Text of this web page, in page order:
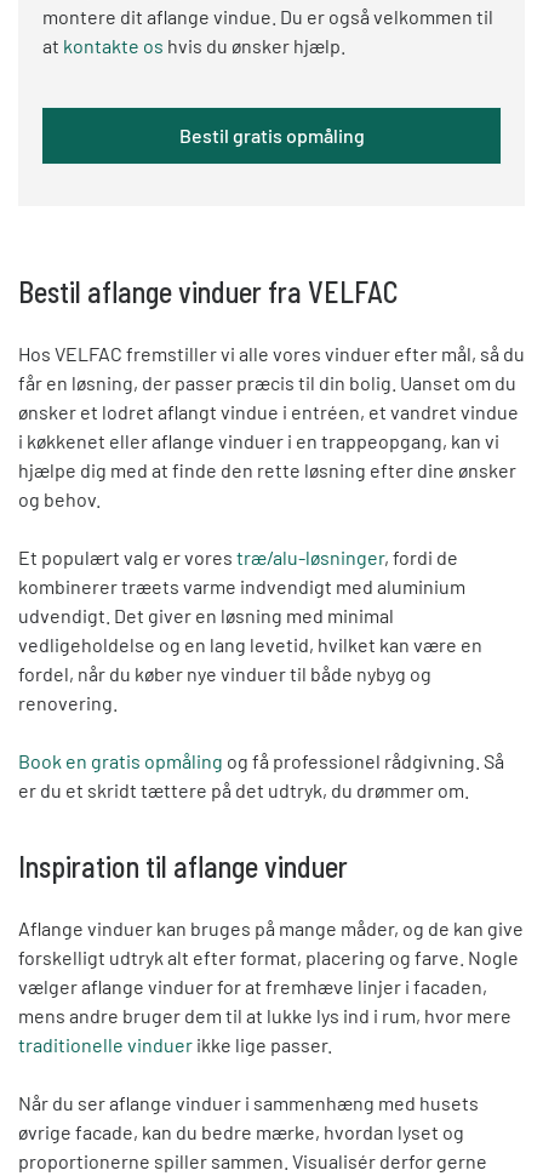
montere dit aflange vindue. Du er også velkommen til
at kontakte os hvis du ønsker hjælp.
Bestil gratis opmåling
Bestil aflange vinduer fra VELFAC
Hos VELFAC fremstiller vi alle vores vinduer efter mål, så du
får en løsning, der passer præcis til din bolig. Uanset om du
ønsker et lodret aflangt vindue i entréen, et vandret vindue
i køkkenet eller aflange vinduer i en trappeopgang, kan vi
hjælpe dig med at finde den rette løsning efter dine ønsker
og behov.
Et populært valg er vores træ/alu-løsninger, fordi de
kombinerer træets varme indvendigt med aluminium
udvendigt. Det giver en løsning med minimal
vedligeholdelse og en lang levetid, hvilket kan være en
fordel, når du køber nye vinduer til både nybyg og
renovering.
Book en gratis opmåling og få professionel rådgivning. Så
er du et skridt tættere på det udtryk, du drømmer om.
Inspiration til aflange vinduer
Aflange vinduer kan bruges på mange måder, og de kan give
forskelligt udtryk alt efter format, placering og farve. Nogle
vælger aflange vinduer for at fremhæve linjer i facaden,
mens andre bruger dem til at lukke lys ind i rum, hvor mere
traditionelle vinduer ikke lige passer.
Når du ser aflange vinduer i sammenhæng med husets
øvrige facade, kan du bedre mærke, hvordan lyset og
proportionerne spiller sammen. Visualisér derfor gerne